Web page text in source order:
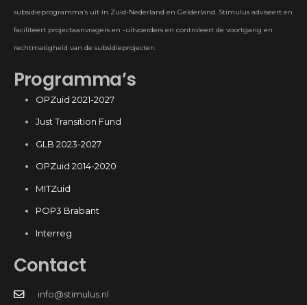
subsidieprogramma’s uit in Zuid-Nederland en Gelderland. Stimulus adviseert en
faciliteert projectaanvragers en -uitvoerders en controleert de voortgang en
rechtmatigheid van de subsidieprojecten.
Programma’s
OPZuid 2021-2027
Just Transition Fund
GLB 2023-2027
OPZuid 2014-2020
MITZuid
POP3 Brabant
Interreg
Contact
info@stimulus.nl